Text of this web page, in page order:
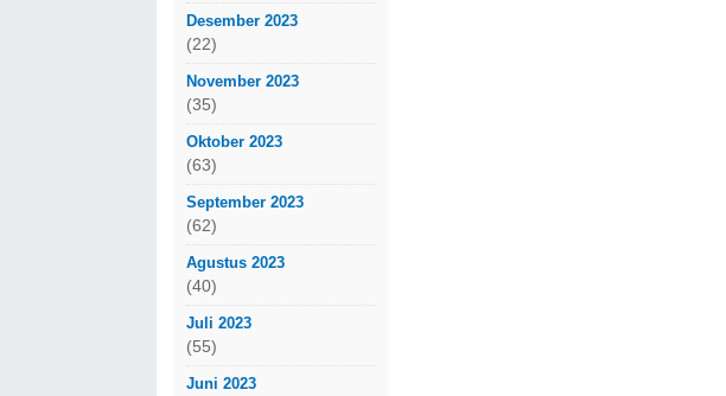
Desember 2023
(22)
November 2023
(35)
Oktober 2023
(63)
September 2023
(62)
Agustus 2023
(40)
Juli 2023
(55)
Juni 2023